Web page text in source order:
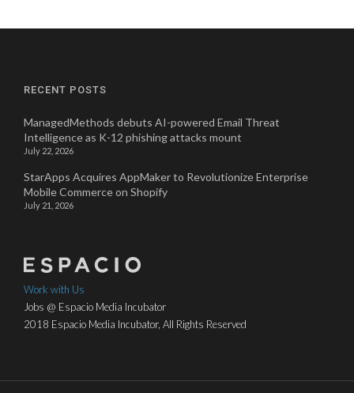
RECENT POSTS
ManagedMethods debuts AI-powered Email Threat
Intelligence as K-12 phishing attacks mount
July 22, 2026
StarApps Acquires AppMaker to Revolutionize Enterprise
Mobile Commerce on Shopify
July 21, 2026
Work with Us
Jobs @ Espacio Media Incubator
2018 Espacio Media Incubator, All Rights Reserved